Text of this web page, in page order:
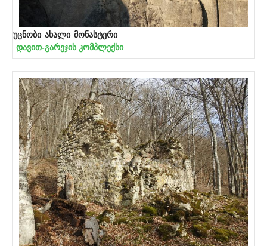
უცნობი ახალი მონასტერი
დავით-გარეჯის კომპლექსი